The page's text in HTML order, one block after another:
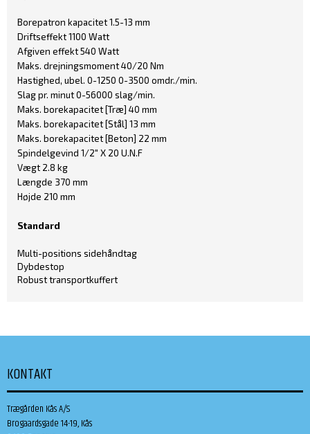
Borepatron kapacitet 1.5-13 mm
Driftseffekt 1100 Watt
Afgiven effekt 540 Watt
Maks. drejningsmoment 40/20 Nm
Hastighed, ubel. 0-1250 0-3500 omdr./min.
Slag pr. minut 0-56000 slag/min.
Maks. borekapacitet [Træ] 40 mm
Maks. borekapacitet [Stål] 13 mm
Maks. borekapacitet [Beton] 22 mm
Spindelgevind 1/2" X 20 U.N.F
Vægt 2.8 kg
Længde 370 mm
Højde 210 mm
Standard
Multi-positions sidehåndtag
Dybdestop
Robust transportkuffert
KONTAKT
Trægården Kås A/S
Brogaardsgade 14-19, Kås